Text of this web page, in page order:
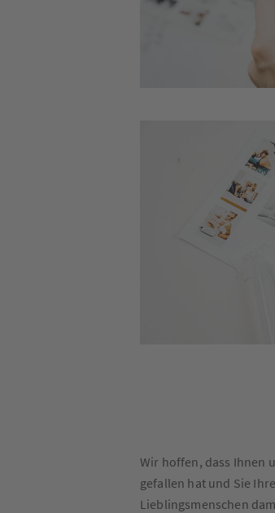
Wir hoffen, dass Ihnen
gefallen hat und Sie
Lieblingsmenschen